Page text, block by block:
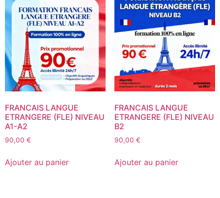
FRANCAIS LANGUE
ETRANGERE (FLE) NIVEAU
A1-A2
90,00 €
Ajouter au panier
FRANCAIS LANGUE
ETRANGERE (FLE) NIVEAU
B2
90,00 €
Ajouter au panier